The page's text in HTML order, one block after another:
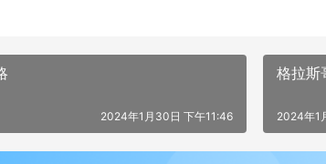
2024年1月30日 下午11:46
格拉斯
2024年1